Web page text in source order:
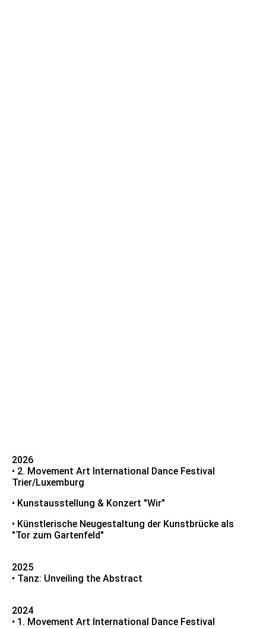
2026
• 2. Movement Art International Dance Festival
Trier/Luxemburg
• Kunstausstellung & Konzert "Wir"
• Künstlerische Neugestaltung der Kunstbrücke als
"Tor zum Gartenfeld"
2025
• Tanz: Unveiling the Abstract
2024
• 1. Movement Art International Dance Festival